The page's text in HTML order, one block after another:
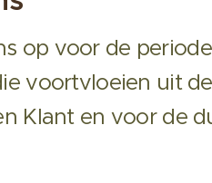
op voor de
voortvloeien uit de
Klant en voor de